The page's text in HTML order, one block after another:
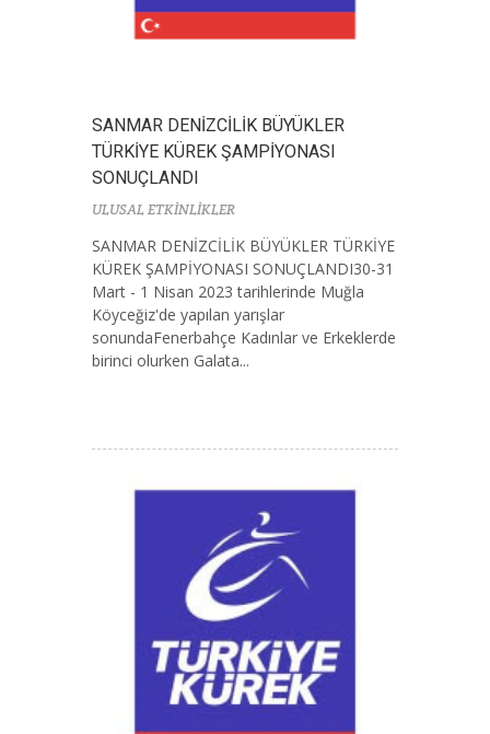
SANMAR DENİZCİLİK BÜYÜKLER
TÜRKİYE KÜREK ŞAMPİYONASI
SONUÇLANDI
ULUSAL ETKİNLİKLER
SANMAR DENİZCİLİK BÜYÜKLER TÜRKİYE
KÜREK ŞAMPİYONASI SONUÇLANDI30-31
Mart - 1 Nisan 2023 tarihlerinde Muğla
Köyceğiz'de yapılan yarışlar
sonundaFenerbahçe Kadınlar ve Erkeklerde
birinci olurken Galata...